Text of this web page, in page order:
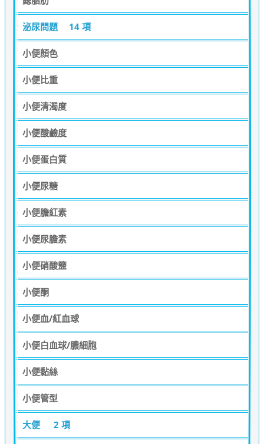
泌尿問題 14 項
小便顏色
小便比重
小便清濁度
小便酸鹼度
小便蛋白質
小便尿糖
小便膽紅素
小便尿膽素
小便硝酸盬
小便酮
小便血/紅血球
小便白血球/膿細胞
小便黏絲
小便管型
大便 2 項